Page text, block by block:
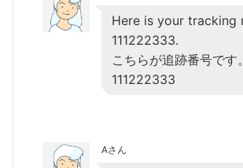
Here is your tracking
111222333.
こちらが追跡番号です。
111222333
Aさん